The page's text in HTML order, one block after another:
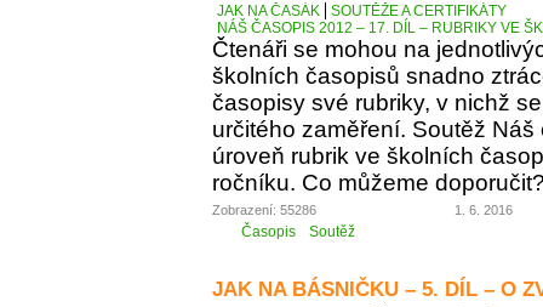
JAK NA ČASÁK
SOUTĚŽE A CERTIFIKÁTY
NÁŠ ČASOPIS 2012 – 17. DÍL – RUBRIKY VE
Čtenáři se mohou na
školních časopisů snadno
časopisy své rubriky, v nichž
určitého zaměření. Soutěž
úroveň rubrik ve školních
ročníku. Co můžeme
Zobrazení: 55286 1. 6. 2016
Časopis Soutěž
JAK NA BÁSNIČKU – 5. DÍL – O